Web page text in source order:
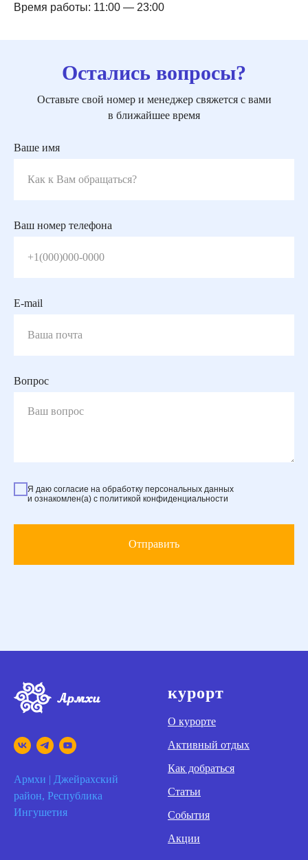
Время работы: 11:00 — 23:00
Остались вопросы?
Оставьте свой номер и менеджер свяжется с вами
в ближайшее время
Ваше имя
Ваш номер телефона
E-mail
Вопрос
Я даю согласие на обработку персональных данных
и ознакомлен(а) с политикой конфиденциальности
Отправить
Армхи | Джейрахский
район, Республика
Ингушетия
курорт
О курорте
Активный отдых
Как добраться
Статьи
События
Акции